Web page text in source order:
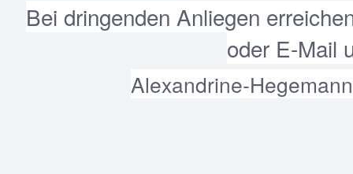
Bei dringenden Anliegen
oder E-Mail
Alexandrine-